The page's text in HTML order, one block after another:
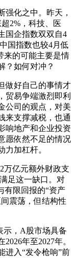
强化之中。昨天，
2%，科技、医
国企指数双双自4
国指数也较4月低
来的可能主要是情
？如何对冲？
做好自己的事情才
贸易争端激烈即利
公司的观点，对美
来支撑减税，也通
响地产和企业投资
愿依然不足的情况
加杠杆。
万亿元额外财政支
足这一缺口。对
有限回报的“资产
震荡，但结构性
示，A股市场具备
年至2027年。
进入“发令枪响”前